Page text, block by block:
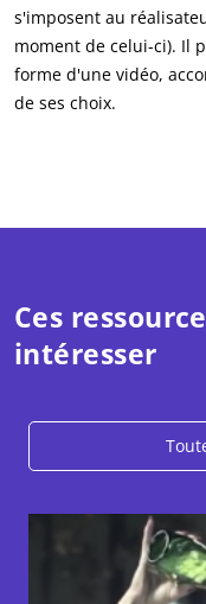
s'imposent au
moment de celui-ci). Il
forme d'une vidéo,
de ses choix.
Ces
intéresser